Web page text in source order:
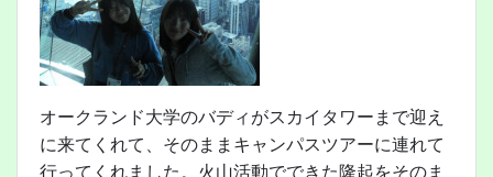
オークランド大学のバディがスカイタワーまで迎え
に来てくれて、そのままキャンパスツアーに連れて
行ってくれました。火山活動でできた隆起をそのま